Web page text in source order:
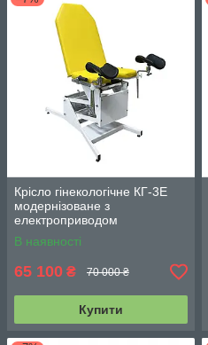
Крісло гінекологічне КГ-3Е
модернізоване з
електроприводом
В наявності
65 100 ₴ 70 000 ₴
Купити